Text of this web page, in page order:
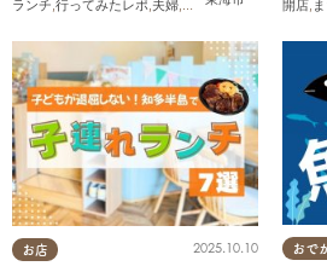
ランチ,行ってみたレポ,夫婦,おひとりさま 友人開店,
お店 2025.10.10 おで